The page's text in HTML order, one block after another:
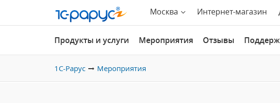
Москва Интернет-магазин
Продукты и услуги Мероприятия Отзывы
1С-Рарус Мероприятия